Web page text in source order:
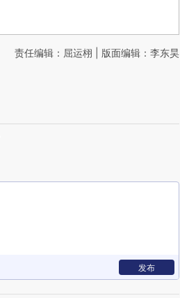
责任编辑：屈运栩 | 版面编辑：李东昊
发布